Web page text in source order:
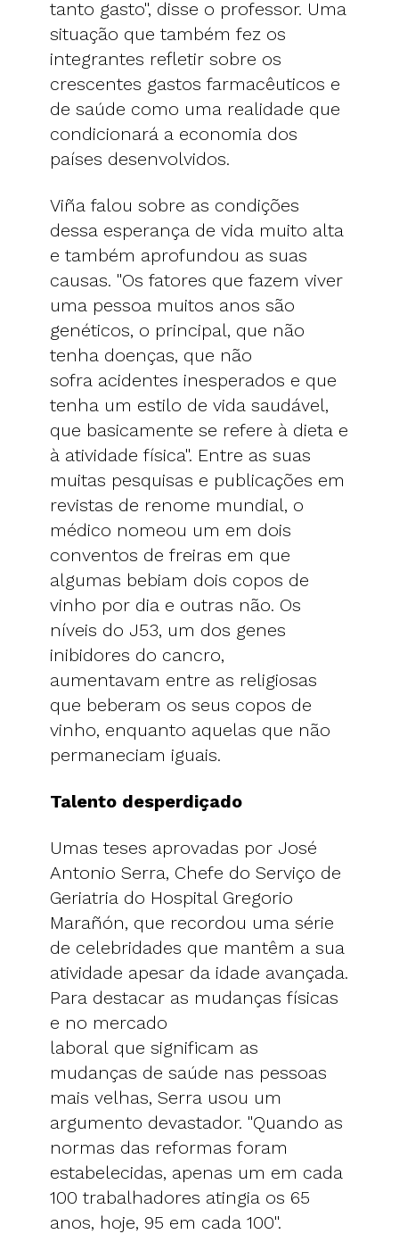
tanto gasto", disse o professor. Uma
situação que também fez os
integrantes refletir sobre os
crescentes gastos farmacêuticos e
de saúde como uma realidade que
condicionará a economia dos
países desenvolvidos.
Viña falou sobre as condições
dessa esperança de vida muito alta
e também aprofundou as suas
causas. "Os fatores que fazem viver
uma pessoa muitos anos são
genéticos, o principal, que não
tenha doenças, que não
sofra acidentes inesperados e que
tenha um estilo de vida saudável,
que basicamente se refere à dieta e
à atividade física". Entre as suas
muitas pesquisas e publicações em
revistas de renome mundial, o
médico nomeou um em dois
conventos de freiras em que
algumas bebiam dois copos de
vinho por dia e outras não. Os
níveis do J53, um dos genes
inibidores do cancro,
aumentavam entre as religiosas
que beberam os seus copos de
vinho, enquanto aquelas que não
permaneciam iguais.
Talento desperdiçado
Umas teses aprovadas por José
Antonio Serra, Chefe do Serviço de
Geriatria do Hospital Gregorio
Marañón, que recordou uma série
de celebridades que mantêm a sua
atividade apesar da idade avançada.
Para destacar as mudanças físicas
e no mercado
laboral que significam as
mudanças de saúde nas pessoas
mais velhas, Serra usou um
argumento devastador. "Quando as
normas das reformas foram
estabelecidas, apenas um em cada
100 trabalhadores atingia os 65
anos, hoje, 95 em cada 100".